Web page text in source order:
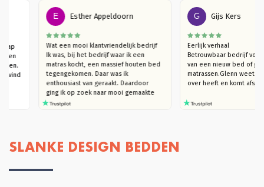
slaap
een
gekomen.
bed, vind
E Esther Appeldoorn
Wat een mooi klantvriendelijk bedrijf
Ik was, bij het bedrijf waar ik een
matras kocht, een massief houten bed
tegengekomen. Daar was ik
enthousiast van geraakt. Daardoor
ging ik op zoek naar mooi gemaakte
houten bedden (die niet kraken). Ik
te ervaren. Ik trof een heel plezierige
G Gijs Kers
Eerlijk verhaal
Betrouwbaar
van een nieuw
matrassen.Glenn
over heeft en
SLANKE DESIGN BEDDEN